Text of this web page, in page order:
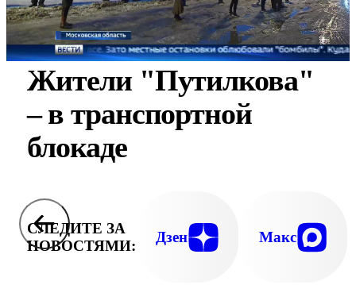
Жители "Путилкова"
– в транспортной
блокаде
СЛЕДИТЕ ЗА
НОВОСТЯМИ:
Дзен Макс